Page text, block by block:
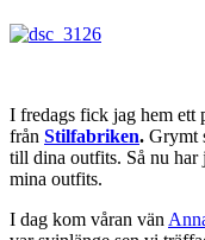
I fredags fick jag hem ett
från Stilfabriken. Grymt
till dina outfits. Så nu har
mina outfits.
I dag kom våran vän